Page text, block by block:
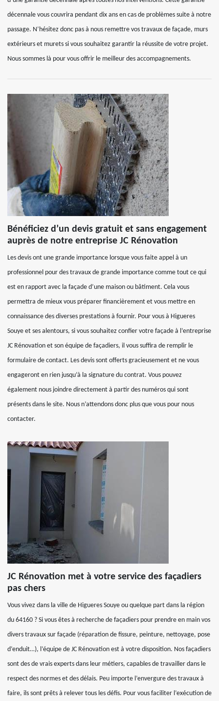
décennale vous couvrira pendant dix ans en cas de problèmes suite à notre
passage. N’hésitez donc pas à nous remettre vos travaux de façade, murs
extérieurs et murets si vous souhaitez garantir la réussite de votre projet.
Nous sommes là pour vous offrir le meilleur des accompagnements.
Bénéficiez d’un devis gratuit et sans engagement
auprès de notre entreprise JC Rénovation
Les devis ont une grande importance lorsque vous faite appel à un
professionnel pour des travaux de grande importance comme tout ce qui
est en rapport avec la façade d’une maison ou bâtiment. Cela vous
permettra de mieux vous préparer financièrement et vous mettre en
connaissance des diverses prestations à fournir. Pour vous à Higueres
Souye et ses alentours, si vous souhaitez confier votre façade à l’entreprise
JC Rénovation et son équipe de façadiers, il vous suffira de remplir le
formulaire de contact. Les devis sont offerts gracieusement et ne vous
engageront en rien jusqu’à la signature du contrat. Vous pouvez
également nous joindre directement à partir des numéros qui sont
présents dans le site. Nous n’attendons donc plus que vous pour nous
contacter.
JC Rénovation met à votre service des façadiers
pas chers
Vous vivez dans la ville de Higueres Souye ou quelque part dans la région
du 64160 ? Si vous êtes à recherche de façadiers pour prendre en main vos
divers travaux sur façade (réparation de fissure, peinture, nettoyage, pose
d’enduit…), l’équipe de JC Rénovation est à votre disposition. Nos façadiers
sont des de vrais experts dans leur métiers, capables de travailler dans le
respect des normes et des délais. Peu importe l’envergure des travaux à
faire, ils sont prêts à relever tous les défis. Pour vous faciliter l’exécution de